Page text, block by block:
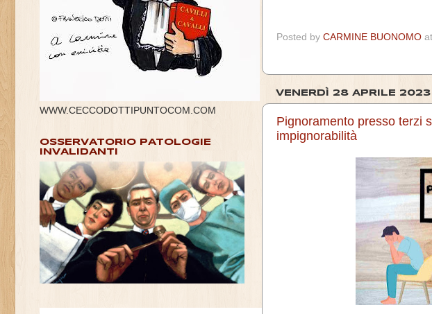
Posted by CARMINE BUONOMO at
VENERDÌ 28 APRILE 2023
Pignoramento presso terzi
impignorabilità
WWW.CECCODOTTIPUNTOCOM.COM
OSSERVATORIO PATOLOGIE
INVALIDANTI